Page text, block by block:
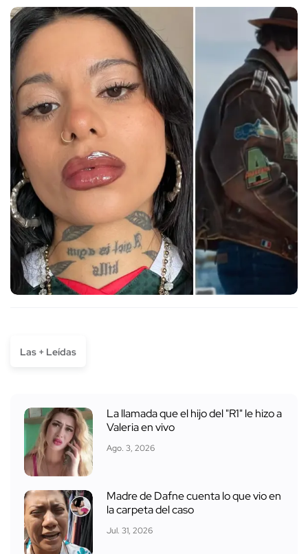
Las + Leídas
La llamada que el hijo del "R1" le hizo a
Valeria en vivo
Ago. 3, 2026
Madre de Dafne cuenta lo que vio en
la carpeta del caso
Jul. 31, 2026